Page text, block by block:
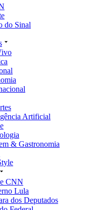
do Sinal
Artificial
& Gastronomia
CNN
Lula
dos Deputados